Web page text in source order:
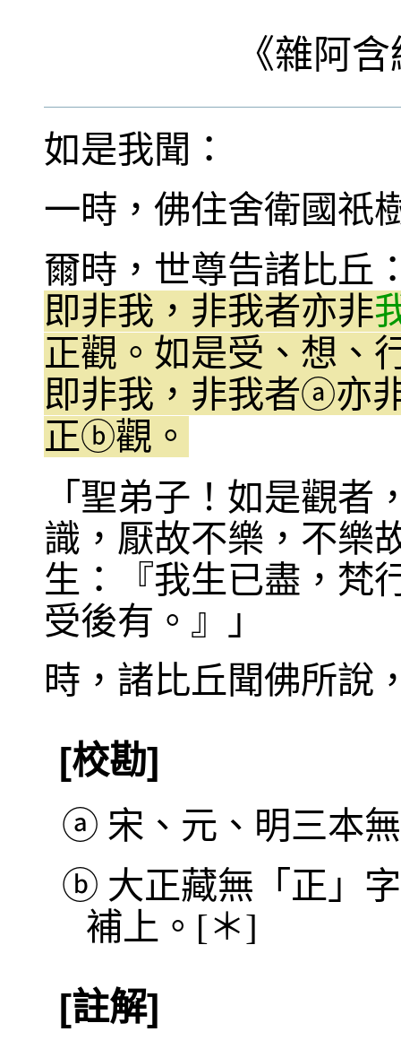
《雜阿含
如是我聞：
一時，佛住舍衛國祇
爾時，世尊告諸比丘
即非我，非我者亦非
正觀。如是受、想、
即非我，非我者ⓐ亦
正ⓑ觀。
「聖弟子！如是觀
識，厭故不樂，不樂
生：『我生已盡，梵
受後有。』」
時，諸比丘聞佛所說
[校勘]
ⓐ 宋、元、明三本
ⓑ 大正藏無「正」
補上。[＊]
[註解]